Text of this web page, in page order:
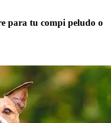
para tu compi peludo o